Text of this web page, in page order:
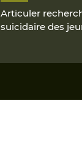
Articuler
suicidaire des